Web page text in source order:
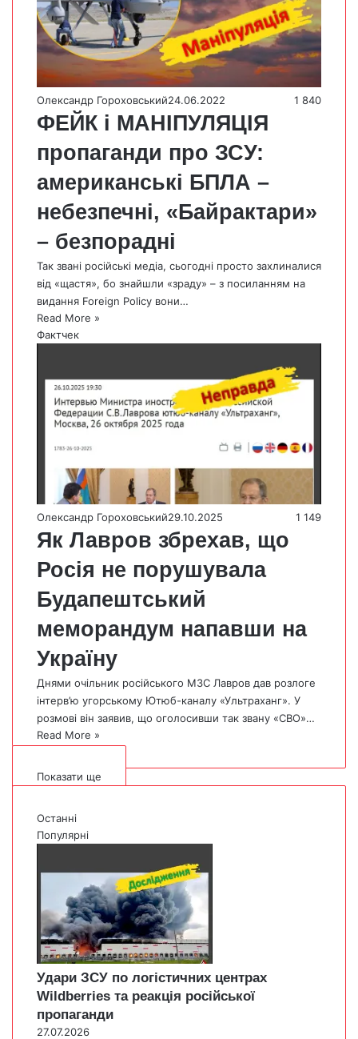
Олександр Гороховський24.06.2022 1 840
ФЕЙК і МАНІПУЛЯЦІЯ
пропаганди про ЗСУ:
американські БПЛА –
небезпечні, «Байрактари»
– безпорадні
Так звані російські медіа, сьогодні просто захлиналися
від «щастя», бо знайшли «зраду» – з посиланням на
видання Foreign Policy вони…
Read More »
Фактчек
Олександр Гороховський29.10.2025 1 149
Як Лавров збрехав, що
Росія не порушувала
Будапештський
меморандум напавши на
Україну
Днями очільник російського МЗС Лавров дав розлоге
інтерв’ю угорському Ютюб-каналу «Ультраханг». У
розмові він заявив, що оголосивши так звану «СВО»…
Read More »
Показати ще
Останні
Популярні
Удари ЗСУ по логістичних центрах
Wildberries та реакція російської
пропаганди
27.07.2026